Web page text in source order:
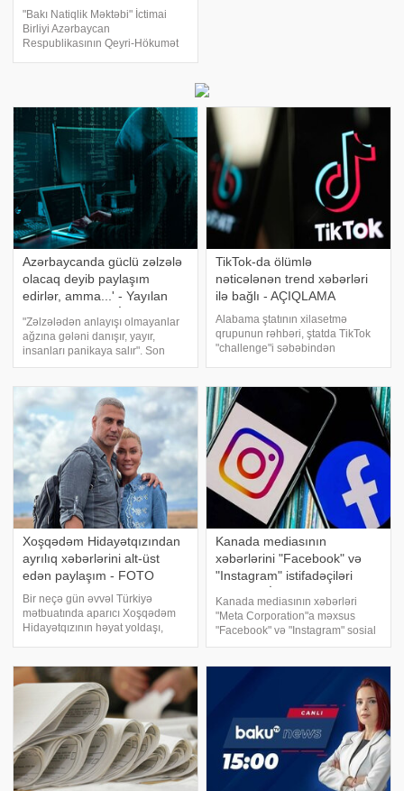
"Bakı Natiqlik Məktəbi" İctimai
Birliyi Azərbaycan
Respublikasının Qeyri-Hökumət
nümayəndələri üçün saxta
xəbərlərl
Azərbaycanda güclü zəlzələ
olacaq deyib paylaşım
edirlər, amma...' - Yayılan
"Zəlzələdən anlayışı olmayanlar
ağzına gələni danışır, yayır,
insanları panikaya salır". Son
zamanlar Azərbaycanda baş
təşvişə səbəb olub. Bundan
istifadə edən bəzi sosial şəbək
TikTok-da ölümlə
nəticələnən trend xəbərləri
ilə bağlı - AÇIQLAMA
Alabama ştatının xilasetmə
qrupunun rəhbəri, ştatda TikTok
"challenge"i səbəbindən
verir ki, Childersburq Xilasetmə
Qrupunun kapitanı Cim Dennis
qey
Xoşqədəm Hidayətqızından
ayrılıq xəbərlərini alt-üst
edən paylaşım - FOTO
Bir neçə gün əvvəl Türkiyə
mətbuatında aparıcı Xoşqədəm
Hidayətqızının həyat yoldaşı,
ki, Hidayətqızı sosial şəbəkə
paylaşımı ilə ayrılıq xəbərlərini
Kanada mediasının
xəbərlərini "Facebook" və
"Instagram" istifadəçiləri
Kanada mediasının xəbərləri
"Meta Corporation"a məxsus
"Facebook" və "Instagram" sosial
şəbəkələrinin istifadəçiləri üçün